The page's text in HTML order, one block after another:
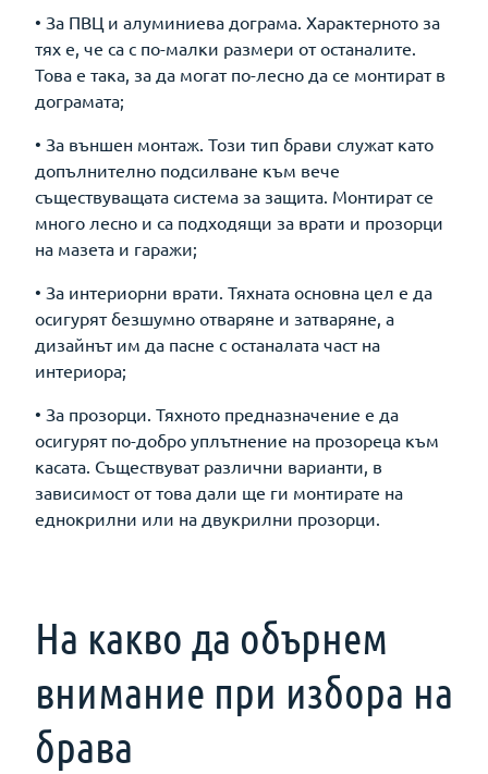
• За ПВЦ и алуминиева дограма. Характерното за
тях е, че са с по-малки размери от останалите.
Това е така, за да могат по-лесно да се монтират в
дограмата;
• За външен монтаж. Този тип брави служат като
допълнително подсилване към вече
съществуващата система за защита. Монтират се
много лесно и са подходящи за врати и прозорци
на мазета и гаражи;
• За интериорни врати. Тяхната основна цел е да
осигурят безшумно отваряне и затваряне, а
дизайнът им да пасне с останалата част на
интериора;
• За прозорци. Тяхното предназначение е да
осигурят по-добро уплътнение на прозореца към
касата. Съществуват различни варианти, в
зависимост от това дали ще ги монтирате на
еднокрилни или на двукрилни прозорци.
На какво да обърнем
внимание при избора на
брава